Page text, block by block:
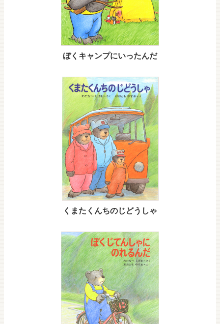
ぼくキャンプにいったんだ
くまたくんちのじどうしゃ